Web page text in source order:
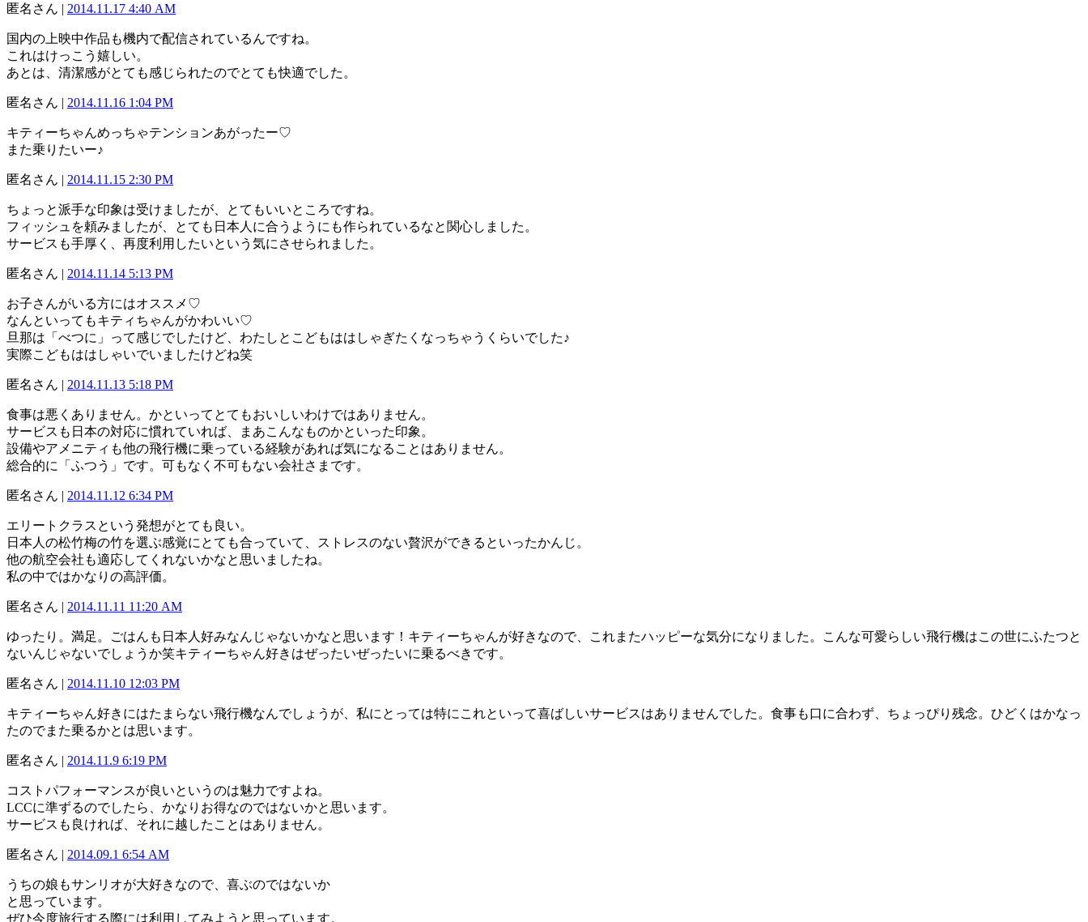
匿名さん | 2014.11.17 4:40 AM
国内の上映中作品も機内で配信されているんですね。
これはけっこう嬉しい。
あとは、清潔感がとても感じられたのでとても快適でした。
匿名さん | 2014.11.16 1:04 PM
キティーちゃんめっちゃテンションあがったー♡
また乗りたいー♪
匿名さん | 2014.11.15 2:30 PM
ちょっと派手な印象は受けましたが、とてもいいところですね。
フィッシュを頼みましたが、とても日本人に合うようにも作られているなと関心しました。
サービスも手厚く、再度利用したいという気にさせられました。
匿名さん | 2014.11.14 5:13 PM
お子さんがいる方にはオススメ♡
なんといってもキティちゃんがかわいい♡
旦那は「べつに」って感じでしたけど、わたしとこどもははしゃぎたくなっちゃうくらいでした♪
実際こどもははしゃいでいましたけどね笑
匿名さん | 2014.11.13 5:18 PM
食事は悪くありません。かといってとてもおいしいわけではありません。
サービスも日本の対応に慣れていれば、まあこんなものかといった印象。
設備やアメニティも他の飛行機に乗っている経験があれば気になることはありません。
総合的に「ふつう」です。可もなく不可もない会社さまです。
匿名さん | 2014.11.12 6:34 PM
エリートクラスという発想がとても良い。
日本人の松竹梅の竹を選ぶ感覚にとても合っていて、ストレスのない贅沢ができるといったかんじ。
他の航空会社も適応してくれないかなと思いましたね。
私の中ではかなりの高評価。
匿名さん | 2014.11.11 11:20 AM
ゆったり。満足。ごはんも日本人好みなんじゃないかなと思います！キティーちゃんが好きなので、これまたハッピーな気分になりました。こんな可愛らしい飛行機はこの世にふたつと
ないんじゃないでしょうか笑キティーちゃん好きはぜったいぜったいに乗るべきです。
匿名さん | 2014.11.10 12:03 PM
キティーちゃん好きにはたまらない飛行機なんでしょうが、私にとっては特にこれといって喜ばしいサービスはありませんでした。食事も口に合わず、ちょっぴり残念。ひどくはかなっ
たのでまた乗るかとは思います。
匿名さん | 2014.11.9 6:19 PM
コストパフォーマンスが良いというのは魅力ですよね。
LCCに準ずるのでしたら、かなりお得なのではないかと思います。
サービスも良ければ、それに越したことはありません。
匿名さん | 2014.09.1 6:54 AM
うちの娘もサンリオが大好きなので、喜ぶのではないか
と思っています。
ぜひ今度旅行する際には利用してみようと思っています。